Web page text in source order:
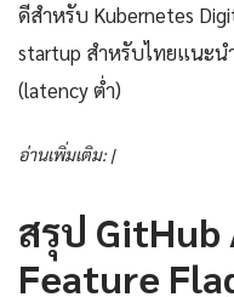
ดีสำหรับ Kubernetes
startup สำหรับไทยแนะน
(latency ต่ำ)
อ่านเพิ่มเติม: |
สรุป
Feature